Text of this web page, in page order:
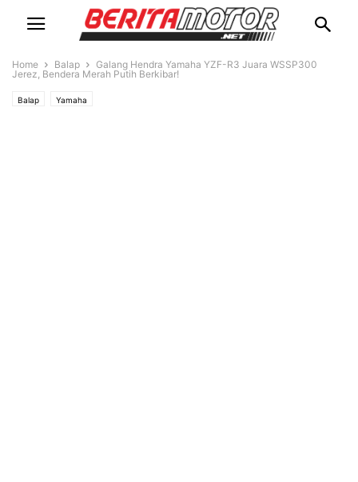
Home Balap
Galang Hendra Yamaha YZF-R3 Juara WSSP300
Jerez, Bendera Merah Putih Berkibar!
Balap Yamaha